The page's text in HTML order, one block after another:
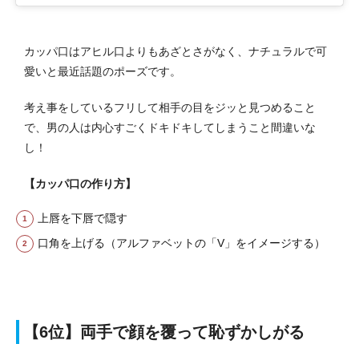
カッパ口はアヒル口よりもあざとさがなく、ナチュラルで可
愛いと最近話題のポーズです。
考え事をしているフリして相手の目をジッと見つめること
で、男の人は内心すごくドキドキしてしまうこと間違いな
し！
【カッパ口の作り方】
上唇を下唇で隠す
口角を上げる（アルファベットの「V」をイメージする）
【6位】両手で顔を覆って恥ずかしがる